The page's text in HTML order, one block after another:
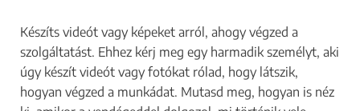
A szalonom ismertségét
szeretném növelni
Új szolgáltatást szeretnék
Készíts videót vagy képeket arról, ahogy végzed a
szolgáltatást. Ehhez kérj meg egy harmadik személyt, aki
úgy készít videót vagy fotókat rólad, hogy látszik,
hogyan végzed a munkádat. Mutasd meg, hogyan is néz